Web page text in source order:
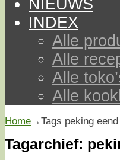
NIEUWS
INDEX
Alle
Alle
Alle
Alle
Home→Tags peking eend
Tagarchief: